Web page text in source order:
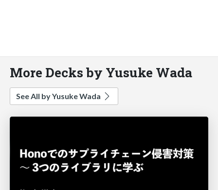
More Decks by Yusuke Wada
See All by Yusuke Wada